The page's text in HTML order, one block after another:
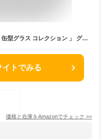
おもしろ食器 「 カロリーゼロ気分 缶型グラス コレクション 」 グラス 約360ml 食器 お酒好き プレゼント 男性 女性 お父さん 誕生日プレゼント 父の日プレゼント 雑貨 面白い 退職祝い 忘年会 日本製 SAN4250
イトでみる
価格と在庫をAmazonでチェック >>